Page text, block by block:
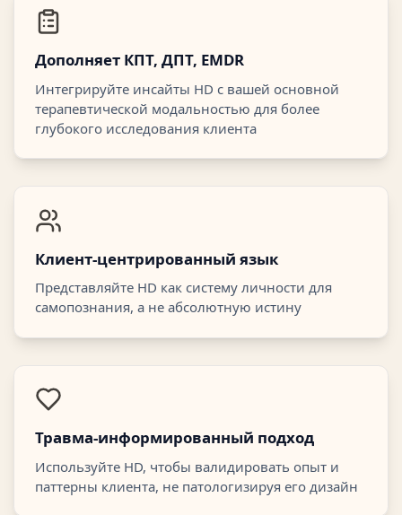
Дополняет КПТ, ДПТ, EMDR
Интегрируйте инсайты HD с вашей основной
терапевтической модальностью для более
глубокого исследования клиента
Клиент-центрированный язык
Представляйте HD как систему личности для
самопознания, а не абсолютную истину
Травма-информированный подход
Используйте HD, чтобы валидировать опыт и
паттерны клиента, не патологизируя его дизайн